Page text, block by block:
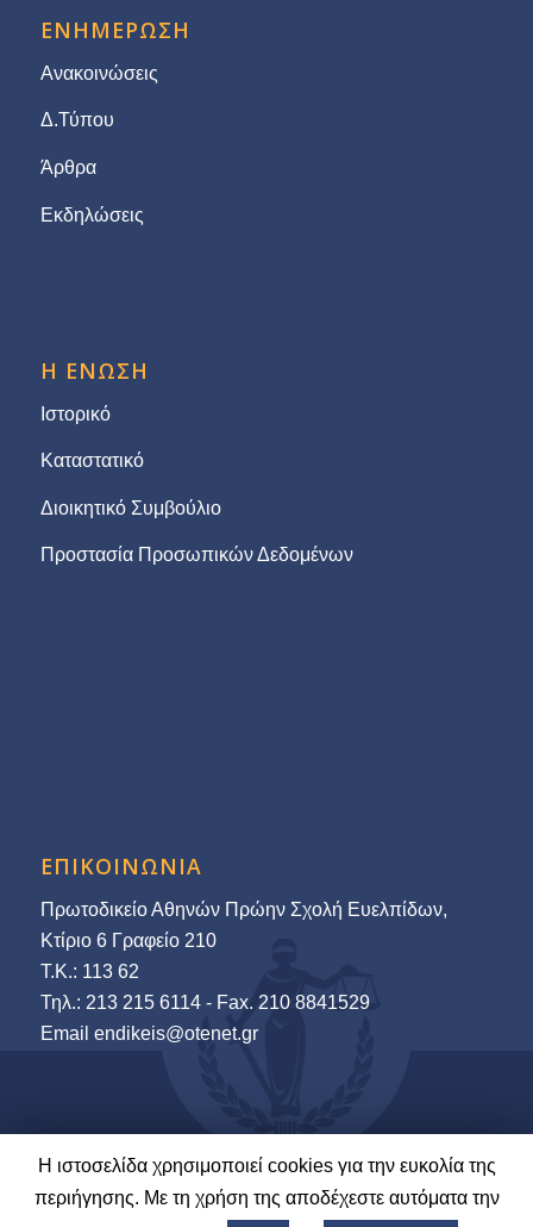
ΕΝΗΜΕΡΩΣΗ
Ανακοινώσεις
Δ.Τύπου
Άρθρα
Εκδηλώσεις
Η ΕΝΩΣΗ
Ιστορικό
Καταστατικό
Διοικητικό Συμβούλιο
Προστασία Προσωπικών Δεδομένων
ΕΠΙΚΟΙΝΩΝΙΑ
Πρωτοδικείο Αθηνών Πρώην Σχολή Ευελπίδων,
Κτίριο 6 Γραφείο 210
Τ.Κ.: 113 62
Τηλ.: 213 215 6114 - Fax. 210 8841529
Εmail endikeis@otenet.gr
© 2022-23 Ένωση Δικαστών & Εισαγγελέων | Ανάπτυξη και Φιλοξενία:
Η ιστοσελίδα χρησιμοποιεί cookies για την ευκολία της
περιήγησης. Με τη χρήση της αποδέχεστε αυτόματα την